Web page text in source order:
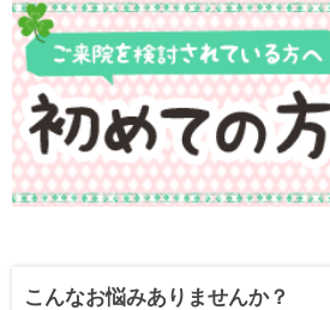
こんなお悩みありませんか？